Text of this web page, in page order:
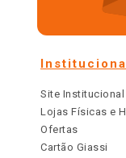
Site Institucional
Lojas Físicas e
Ofertas
Cartão Giassi